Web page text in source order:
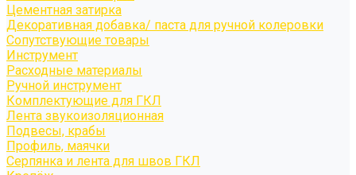
Цементная затирка
Декоративная добавка/ паста для ручной колеровки
Сопутствующие товары
Инструмент
Расходные материалы
Ручной инструмент
Комплектующие для ГКЛ
Лента звукоизоляционная
Подвесы, крабы
Профиль, маячки
Серпянка и лента для швов ГКЛ